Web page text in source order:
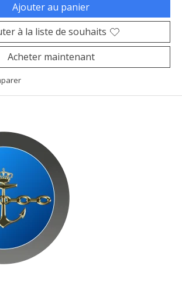
Ajouter au panier
à la liste de souhaits
Acheter maintenant